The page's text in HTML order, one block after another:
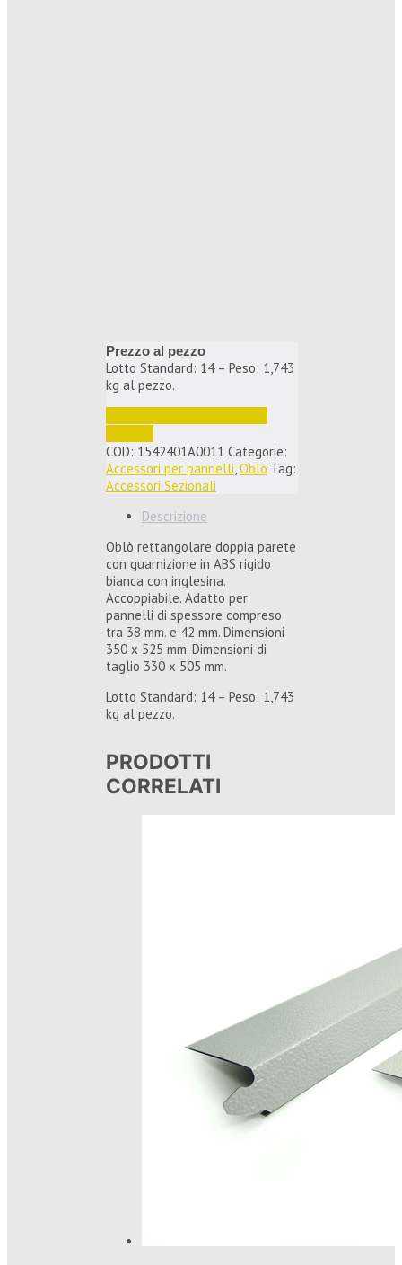
Prezzo al pezzo
Lotto Standard: 14 – Peso: 1,743
kg al pezzo.
COD: 1542401A0011 Categorie:
Accessori per pannelli,Oblò Tag:
Accessori Sezionali
Descrizione
Oblò rettangolare doppia parete
con guarnizione in ABS rigido
bianca con inglesina.
Accoppiabile. Adatto per
pannelli di spessore compreso
tra 38 mm. e 42 mm. Dimensioni
350 x 525 mm. Dimensioni di
taglio 330 x 505 mm.
Lotto Standard: 14 – Peso: 1,743
kg al pezzo.
PRODOTTI
CORRELATI